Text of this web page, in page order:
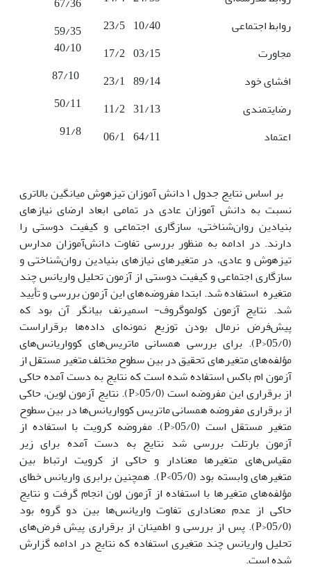
روابط‌ اجتماعی
مجاورت
افشای خود
رضایتمندی
اعتماد
10/40
03/15
89/14
31/13
64/11
23/5
17/2
23/1
11/2
06/1
40/10
50/11
91/8
بر اساس نتایج جدول ١ دانش آموزان تیزهوش میانگین بالاتری
نسبت به دانش آموزان عادی در تمامی ابعاد ارضای نیازهای
بنیادین روان‌شناختی، سازگاری اجتماعی و کیفیت دوستی را
دارند. در ادامه‌ به‌ منظور بررسی‌ تفاوت دانش‌آموزان مدارس
تیزهوش و عادی، در متغیرهای نیازهای بنیادین روان‌شناختی و
سازگاری اجتماعی و کیفیت دوستی از آزمون تحلیل واریانس چند
متغیره ‌ استفاده شد. ابتدا مفروضه‌های این آزمون بررسی و تأیید
شد. نتایج آزمون کولموگروف- اسمیرنف بیانگر آن بود که
پیش‌فرض نرمال بودن توزیع نمونه‌ای داده‌ها برقراراست
(05/0<P). برای بررسی همسانی ماتریس‌های کوواریانس‌های
مؤلفه‌های متغیرهای تحقیق در بین سطوح مختلف متغیر مستقل از
آزمون ام باکس استفاده شده است که نتایج به دست آمده حاکی
از برقراری این مفروضه است (05/0<P). نتایج آزمون لوین، حاکی
از برقراری مفروضه همسانی ماتریس کوواریانس‌ها در بین سطوح
متغیر مستقل است (05/0<P). مفروضه کرویت با استفاده از
آزمون بارتلت بررسی شد نتایج به دست آمده برای زیر
مقیاس‌های متغیرها معنادار و حاکی از کرویت ارتباط بین
متغیرهای وابسته بود (05/0>P). همچنین برابری واریانس خطای
مؤلفه‌های متغیرها با استفاده از آزمون لون انجام گرفت و نتایج
حاکی از عدم معناداری تفاوت واریانس‌ها بین دو گروه بود
(05/0<P). پس از بررسی و اطمینان از برقراری پیش فرض‌های
تحلیل واریانس چند متغیری استفاده که نتایج در ادامه گزارش
شده است.